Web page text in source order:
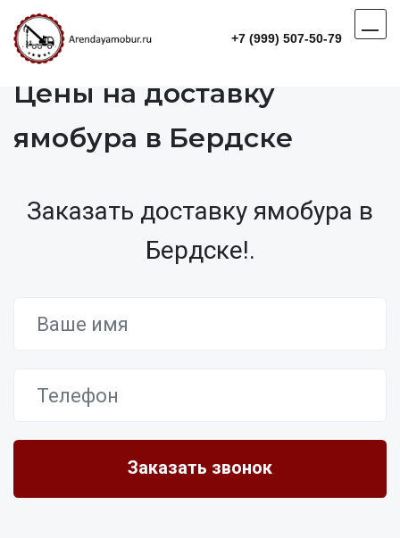
+7 (999) 507-50-79
Цены на доставку
ямобура в Бердске
Заказать доставку ямобура в
Бердске!.